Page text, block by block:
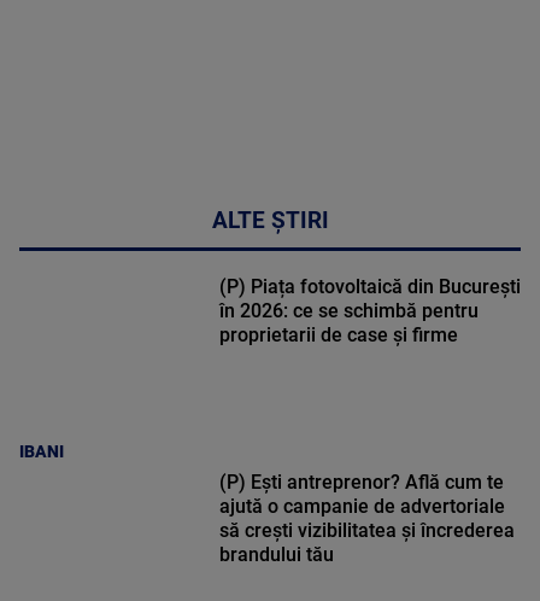
ALTE ȘTIRI
IBANI
(P) Piața fotovoltaică din București
în 2026: ce se schimbă pentru
proprietarii de case și firme
(P) Ești antreprenor? Află cum te
ajută o campanie de advertoriale
să crești vizibilitatea și încrederea
brandului tău